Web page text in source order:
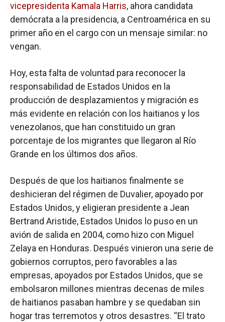
vicepresidenta Kamala Harris, ahora candidata
demócrata a la presidencia, a Centroamérica en su
primer año en el cargo con un mensaje similar: no
vengan.
Hoy, esta falta de voluntad para reconocer la
responsabilidad de Estados Unidos en la
producción de desplazamientos y migración es
más evidente en relación con los haitianos y los
venezolanos, que han constituido un gran
porcentaje de los migrantes que llegaron al Río
Grande en los últimos dos años.
Después de que los haitianos finalmente se
deshicieran del régimen de Duvalier, apoyado por
Estados Unidos, y eligieran presidente a Jean
Bertrand Aristide, Estados Unidos lo puso en un
avión de salida en 2004, como hizo con Miguel
Zelaya en Honduras. Después vinieron una serie de
gobiernos corruptos, pero favorables a las
empresas, apoyados por Estados Unidos, que se
embolsaron millones mientras decenas de miles
de haitianos pasaban hambre y se quedaban sin
hogar tras terremotos y otros desastres. “El trato